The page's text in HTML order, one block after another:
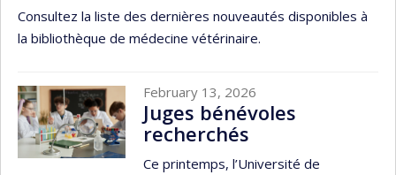
Consultez la liste des dernières nouveautés disponibles à
la bibliothèque de médecine vétérinaire.
February 13, 2026
Juges bénévoles
recherchés
Ce printemps, l’Université de